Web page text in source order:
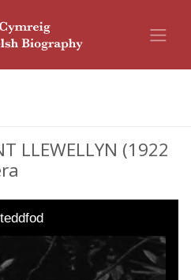
LLEWELLYN (1922